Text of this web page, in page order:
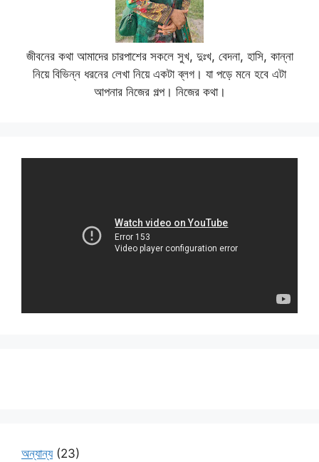
জীবনের কথা আমাদের চারপাশের সকলে সুখ, দুঃখ, বেদনা, হাসি, কান্না
নিয়ে বিভিন্ন ধরনের লেখা নিয়ে একটা ব্লগ। যা পড়ে মনে হবে এটা
আপনার নিজের গল্প। নিজের কথা।
অন্যান্য(23)